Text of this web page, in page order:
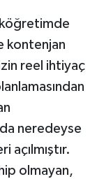
kontenjan
reel ihtiyaç
neredeyse
açılmıştır.
olmayan,